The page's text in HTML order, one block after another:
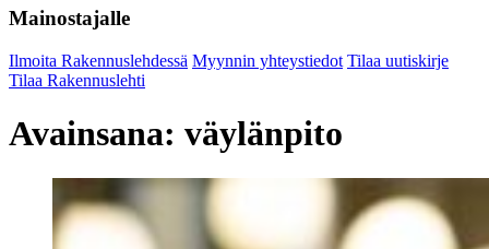
Mainostajalle
Ilmoita Rakennuslehdessä Myynnin yhteystiedot Tilaa uutiskirje
Tilaa Rakennuslehti
Avainsana: väylänpito